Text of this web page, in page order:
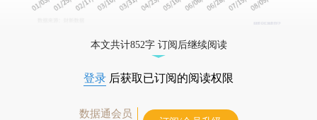
本文共计852字 订阅后继续阅读
登录 后获取已订阅的阅读权限
数据通会员